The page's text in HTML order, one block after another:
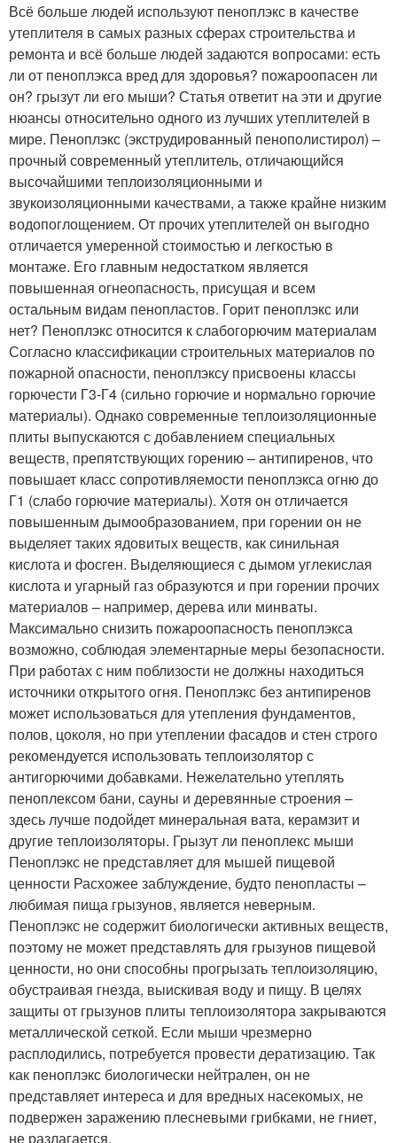
Всё больше людей используют пеноплэкс в качестве
утеплителя в самых разных сферах строительства и
ремонта и всё больше людей задаются вопросами: есть
ли от пеноплэкса вред для здоровья? пожароопасен ли
он? грызут ли его мыши? Статья ответит на эти и другие
нюансы относительно одного из лучших утеплителей в
мире. Пеноплэкс (экструдированный пенополистирол) –
прочный современный утеплитель, отличающийся
высочайшими теплоизоляционными и
звукоизоляционными качествами, а также крайне низким
водопоглощением. От прочих утеплителей он выгодно
отличается умеренной стоимостью и легкостью в
монтаже. Его главным недостатком является
повышенная огнеопасность, присущая и всем
остальным видам пенопластов. Горит пеноплэкс или
нет? Пеноплэкс относится к слабогорючим материалам
Согласно классификации строительных материалов по
пожарной опасности, пеноплэксу присвоены классы
горючести Г3-Г4 (сильно горючие и нормально горючие
материалы). Однако современные теплоизоляционные
плиты выпускаются с добавлением специальных
веществ, препятствующих горению – антипиренов, что
повышает класс сопротивляемости пеноплэкса огню до
Г1 (слабо горючие материалы). Хотя он отличается
повышенным дымообразованием, при горении он не
выделяет таких ядовитых веществ, как синильная
кислота и фосген. Выделяющиеся с дымом углекислая
кислота и угарный газ образуются и при горении прочих
материалов – например, дерева или минваты.
Максимально снизить пожароопасность пеноплэкса
возможно, соблюдая элементарные меры безопасности.
При работах с ним поблизости не должны находиться
источники открытого огня. Пеноплэкс без антипиренов
может использоваться для утепления фундаментов,
полов, цоколя, но при утеплении фасадов и стен строго
рекомендуется использовать теплоизолятор с
антигорючими добавками. Нежелательно утеплять
пеноплексом бани, сауны и деревянные строения –
здесь лучше подойдет минеральная вата, керамзит и
другие теплоизоляторы. Грызут ли пеноплекс мыши
Пеноплэкс не представляет для мышей пищевой
ценности Расхожее заблуждение, будто пенопласты –
любимая пища грызунов, является неверным.
Пеноплэкс не содержит биологически активных веществ,
поэтому не может представлять для грызунов пищевой
ценности, но они способны прогрызать теплоизоляцию,
обустраивая гнезда, выискивая воду и пищу. В целях
защиты от грызунов плиты теплоизолятора закрываются
металлической сеткой. Если мыши чрезмерно
расплодились, потребуется провести дератизацию. Так
как пеноплэкс биологически нейтрален, он не
представляет интереса и для вредных насекомых, не
подвержен заражению плесневыми грибками, не гниет,
не разлагается.